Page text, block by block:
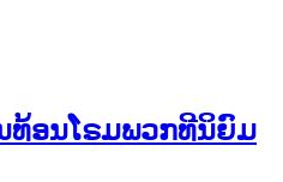
ທ້ອນໂຣມພວກທີນິຍົມ